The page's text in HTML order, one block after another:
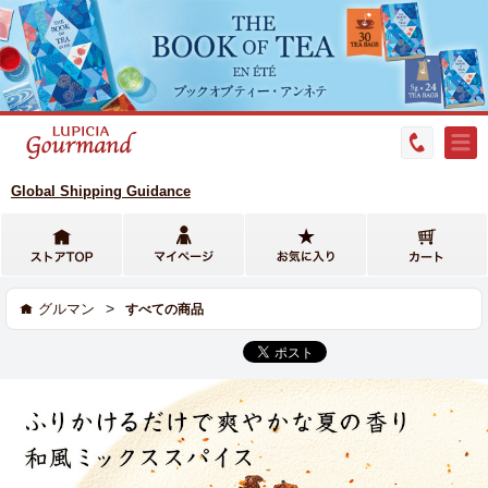
Global Shipping Guidance
グルマン > すべての商品